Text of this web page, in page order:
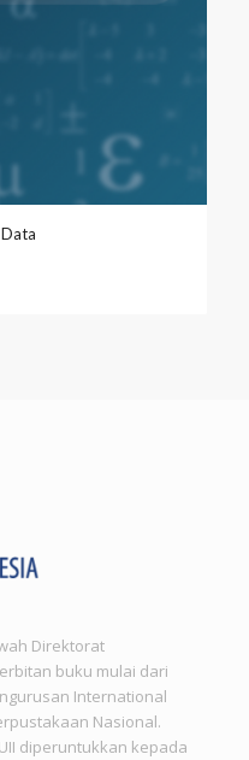
Direktorat
buku mulai dari
International
Nasional.
diperuntukkan kepada